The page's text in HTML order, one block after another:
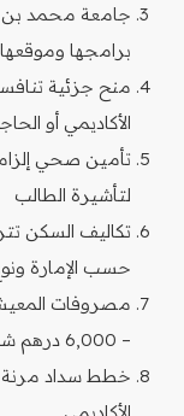
جامعة محمد بن
برامجها
منح جزئية
الأكاديمي أو
تأمين صحي
لتأشيرة الطالب
حسب الإمارة
– 6,000 درهم شهرياً في المدن الكبرى
خطط سداد مرنة